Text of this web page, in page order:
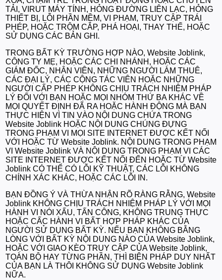
TẢI, VIRUT MÁY TÍNH, HỎNG ĐƯỜNG LIÊN LẠC, HỎNG
THIẾT BỊ, LỖI PHẦN MỀM, VI PHẠM, TRUY CẬP TRÁI
PHÉP, HOẶC TRỘM CẮP, PHÁ HOẠI, THAY THẾ, HOẶC
SỬ DỤNG CÁC BẢN GHI.
TRONG BẤT KỲ TRƯỜNG HỢP NÀO, Website Joblink,
CÔNG TY MẸ, HOẶC CÁC CHI NHÁNH, HOẶC CÁC
GIÁM ĐỐC, NHÂN VIÊN, NHỮNG NGƯỜI LÀM THUÊ,
CÁC ĐẠI LÝ, CÁC CỘNG TÁC VIÊN HOẶC NHỮNG
NGƯỜI CẤP PHÉP KHÔNG CHỊU TRÁCH NHIỆM PHÁP
LÝ ĐỐI VỚI BẠN HOẶC MỌI NHÓM THỨ BA KHÁC VỀ
MỌI QUYẾT ĐỊNH ĐÃ RA HOẶC HÀNH ĐỘNG MÀ BẠN
THỰC HIỆN VÌ TIN VÀO NỘI DUNG CHỨA TRONG
Website Joblink HOẶC NỘI DUNG CHÚNG ĐỰNG
TRONG PHẠM VI MỌI SITE INTERNET ĐƯỢC KẾT NỐI
VỚI HOẶC TỪ Website Joblink. NỘI DUNG TRONG PHẠM
VI Website Joblink VÀ NỘI DUNG TRONG PHẠM VI CÁC
SITE INTERNET ĐƯỢC KẾT NỐI ĐẾN HOẶC TỪ Website
Joblink CÓ THỂ CÓ LỖI KỸ THUẬT, CÁC LỖI KHÔNG
CHÍNH XÁC KHÁC, HOẶC CÁC LỖI IN.
BẠN ĐỒNG Ý VÀ THỪA NHẬN RÕ RÀNG RẰNG, Website
Joblink KHÔNG CHỊU TRÁCH NHIỆM PHÁP LÝ VỚI MỌI
HÀNH VI NÓI XẤU, TẤN CÔNG, KHÔNG TRUNG THỰC
HOẶC CẤC HÀNH VI BẤT HỢP PHÁP KHÁC CỦA
NGƯỜI SỬ DỤNG BẤT KỲ. NẾU BẠN KHÔNG BẰNG
LÒNG VỚI BẤT KỲ NỘI DUNG NÀO CỦA Website Joblink,
HOẶC VỚI GIAO KÈO TRUY CẬP CỦA Website Joblink,
TOÀN BỘ HAY TỪNG PHẦN, THÌ BIỆN PHÁP DUY NHẤT
CỦA BẠN LÀ THÔI KHÔNG SỬ DỤNG Website Joblink
NỮA.